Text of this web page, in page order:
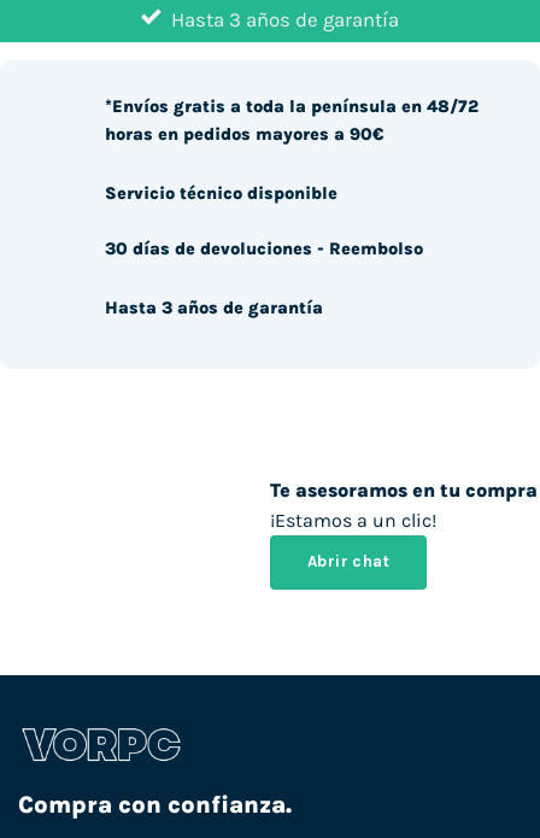
Hasta 3 años de garantía
Te asesoramos en tu compra
¡Estamos a un clic!
Abrir chat
*Envíos gratis a toda la península en 48/72
horas en pedidos mayores a 90€
Servicio técnico disponible
30 días de devoluciones - Reembolso
Hasta 3 años de garantía
Compra con confianza.